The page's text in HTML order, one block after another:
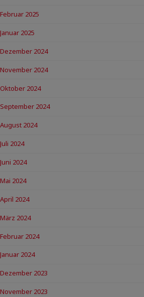
Februar 2025
Januar 2025
Dezember 2024
November 2024
Oktober 2024
September 2024
August 2024
Juli 2024
Juni 2024
Mai 2024
April 2024
März 2024
Februar 2024
Januar 2024
Dezember 2023
November 2023